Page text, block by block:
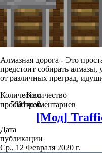
Алмазная дорога - Это
предстоит собирать алмазы,
от различных преград,
Количество
просмотров
5601
Количество
комментариев
0
[Мод]
Дата
публикации
Ср., 12 Февраля 2020 г.